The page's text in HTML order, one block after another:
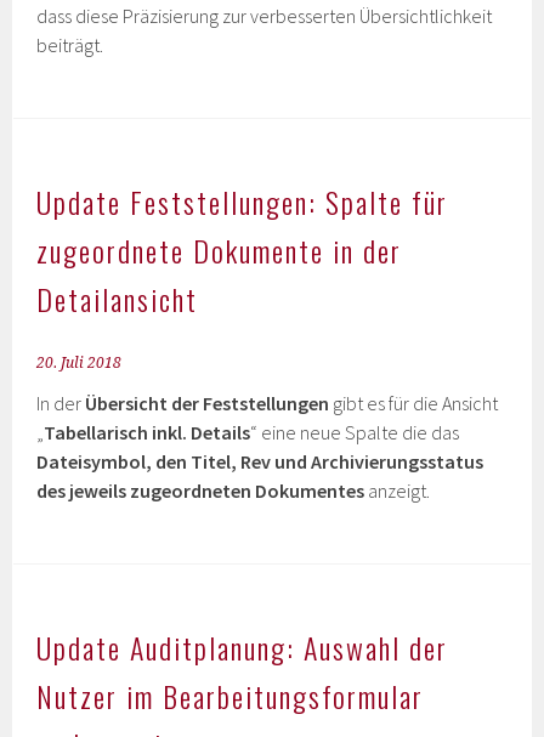
dass diese Präzisierung zur verbesserten Übersichtlichkeit
beiträgt.
Update Feststellungen: Spalte für
zugeordnete Dokumente in der
Detailansicht
20. Juli 2018
In der Übersicht der Feststellungen gibt es für die Ansicht
„Tabellarisch inkl. Details“ eine neue Spalte die das
Dateisymbol, den Titel, Rev und Archivierungsstatus
des jeweils zugeordneten Dokumentes anzeigt.
Update Auditplanung: Auswahl der
Nutzer im Bearbeitungsformular